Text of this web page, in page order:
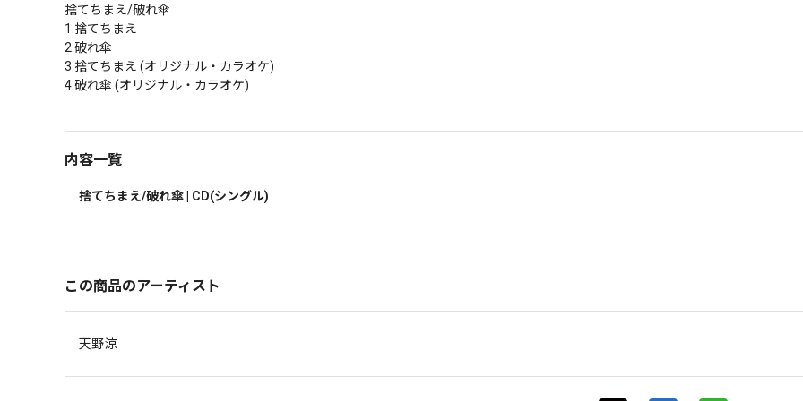
捨てちまえ/破れ傘
1.捨てちまえ
2.破れ傘
3.捨てちまえ (オリジナル・カラオケ)
4.破れ傘 (オリジナル・カラオケ)
内容一覧
捨てちまえ/破れ傘 | CD(シングル)
この商品のアーティスト
天野涼